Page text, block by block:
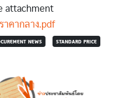
attachment
ราคากลาง.pdf
NEWS STANDARD PRICE